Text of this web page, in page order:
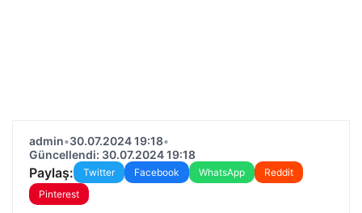
admin•30.07.2024 19:18•
Güncellendi: 30.07.2024 19:18
Paylaş: Twitter Facebook WhatsApp
Reddit
Pinterest